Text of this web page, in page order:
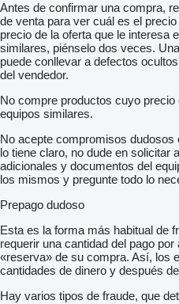
Antes de confirmar una compra,
de venta para ver cuál es el
precio de la oferta que le interesa
similares, piénselo dos veces.
puede conllevar a defectos
del vendedor.
No compre productos cuyo
equipos similares.
No acepte compromisos
lo tiene claro, no dude en solicitar
adicionales y documentos del
los mismos y pregunte todo lo
Prepago dudoso
Esta es la forma más habitual de
requerir una cantidad del pago
«reserva» de su compra. Así, los
cantidades de dinero y después
Hay varios tipos de fraude, que